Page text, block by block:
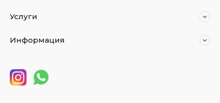
Услуги
Информация